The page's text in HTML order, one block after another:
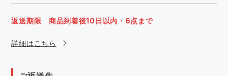
返送期限 商品到着後10日以内・6点まで
詳細はこちら